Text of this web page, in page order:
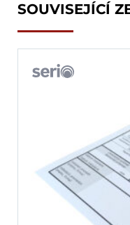
SOUVISEJÍCÍ